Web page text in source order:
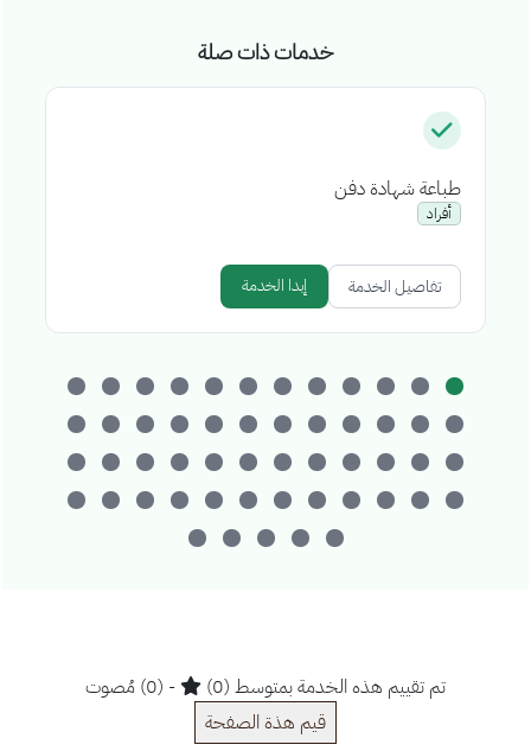
خدمات ذات صلة
طباعة شهادة دفن
أفراد
تفاصيل الخدمة إبدا الخدمة
تم تقييم هذه الخدمة بمتوسط (0)
- (0) مُصوت
قيم هذة الصفحة